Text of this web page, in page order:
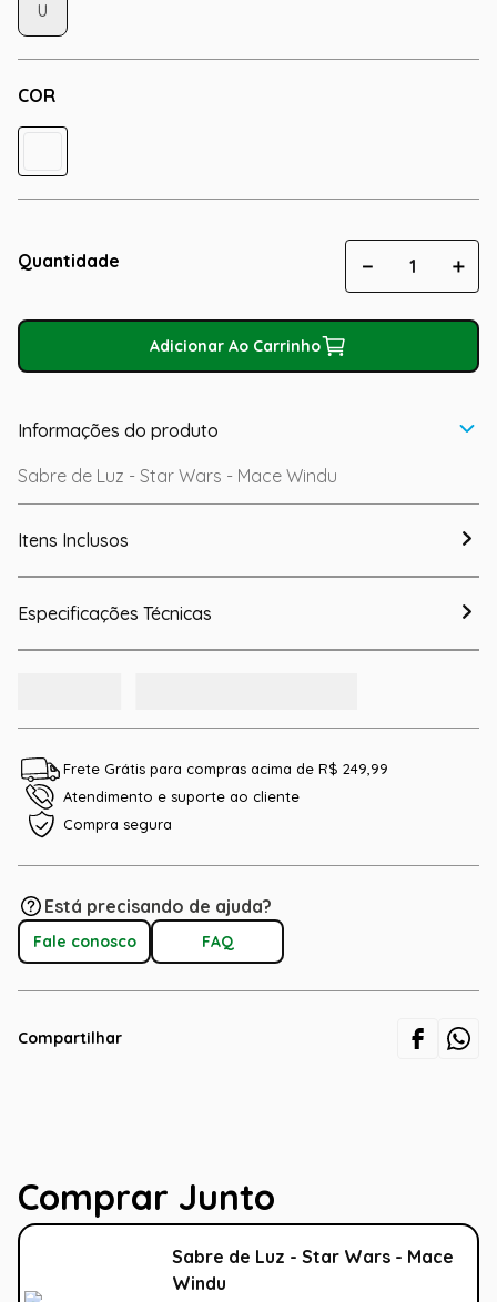
COR
U
Quantidade ＋
－
Adicionar Ao Carrinho
Informações do produto
Sabre de Luz - Star Wars - Mace Windu
Itens Inclusos
Especificações Técnicas
Frete Grátis para compras acima de R$ 249,99
Atendimento e suporte ao cliente
Compra segura
Está precisando de ajuda?
Fale conosco FAQ
Compartilhar
Comprar Junto
Sabre de Luz - Star Wars - Mace
Windu